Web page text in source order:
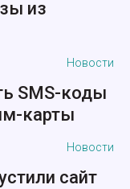
из
Новости
SMS-коды
карты
Новости
сайт